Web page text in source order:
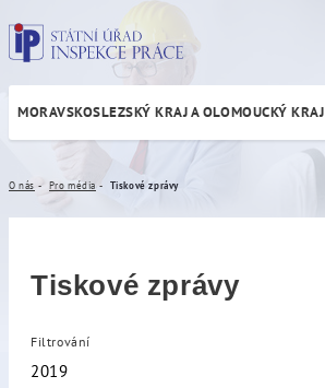
Tiskové zprávy
MORAVSKOSLEZSKÝ KRAJ A OLOMOUCKÝ KRAJ
O nás Pro média Tiskové zprávy
Tiskové zprávy
Filtrování
2019